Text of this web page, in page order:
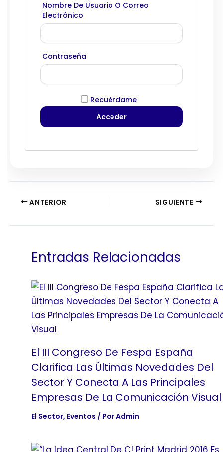
Nombre De Usuario O Correo
Electrónico
Contraseña
Recuérdame
ANTERIOR SIGUIENTE
Entradas Relacionadas
El III Congreso De Fespa España
Clarifica Las Últimas Novedades Del
Sector Y Conecta A Las Principales
Empresas De La Comunicación Visual
El Sector, Eventos / PorAdmin